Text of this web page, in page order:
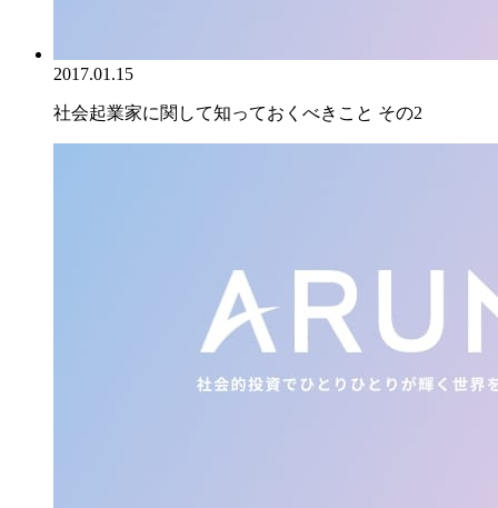
2017.01.15
社会起業家に関して知っておくべきこと その2